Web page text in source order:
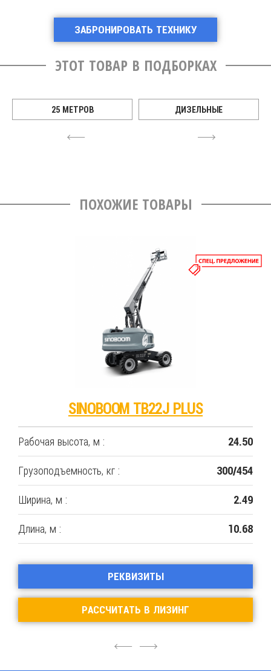
ЗАБРОНИРОВАТЬ ТЕХНИКУ
ЭТОТ ТОВАР В ПОДБОРКАХ
4
25 МЕТРОВ ДИЗЕЛЬНЫЕ
6
ПОХОЖИЕ ТОВАРЫ
4
SINOBOOM TB22J PLUS
Рабочая высота, м : 24.50
Грузоподъемность, кг : 300/454
Ширина, м : 2.49
Длина, м : 10.68
РЕКВИЗИТЫ
РАССЧИТАТЬ В ЛИЗИНГ
6